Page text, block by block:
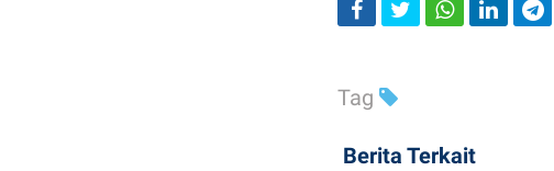
Tag
Berita Terkait